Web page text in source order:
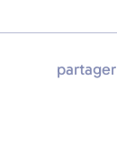
partager